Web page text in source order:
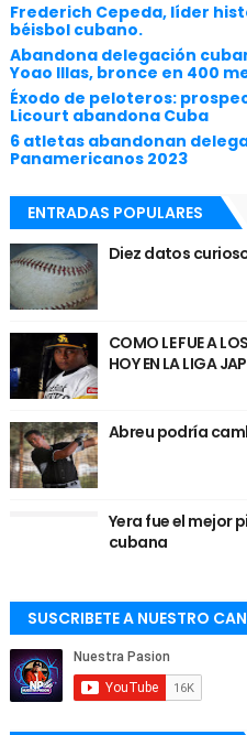
Frederich Cepeda, líder
béisbol cubano.
Abandona delegación
Yoao Illas, bronce en 400
Éxodo de peloteros:
Licourt abandona Cuba
6 atletas abandonan
Panamericanos 2023
ENTRADAS POPULARES
Diez datos
COMO LE FUE A
HOY EN LA LIGA
Abreu podría
Yera fue el mejor
cubana
SUSCRIBETE A NUESTRO